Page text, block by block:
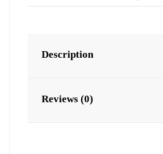
Description
Reviews (0)